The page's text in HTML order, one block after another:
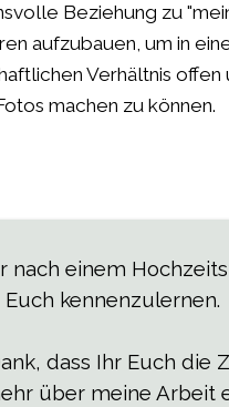
Beziehung zu
aufzubauen, um in
Verhältnis offen
machen zu können.
nach einem
kennenzulernen.
dass Ihr Euch
über meine Arbeit